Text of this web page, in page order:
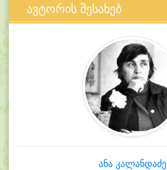
ავტორის შესახებ
ანა კალანდაძე